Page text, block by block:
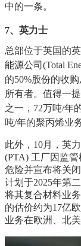
中的一条。
7、英力士
总部位于英国的
能源公司(Total
的50%股份的收
所有者。值得一
之一，72万吨/年
吨/年的聚丙烯业务
此外， 10月 ，英
(PTA) 工厂因监
危险并宣布将关闭
计划于2025年第
将其复合材料业务
的估价约为17亿
业务在欧洲、北